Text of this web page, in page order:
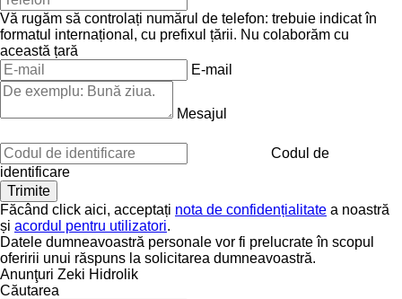
Vă rugăm să controlați numărul de telefon: trebuie indicat în
formatul internațional, cu prefixul țării. Nu colaborăm cu
această țară
E-mail
Mesajul
Codul de
identificare
Făcând click aici, acceptați nota de confidențialitate a noastră
și acordul pentru utilizatori.
Datele dumneavoastră personale vor fi prelucrate în scopul
oferirii unui răspuns la solicitarea dumneavoastră.
Anunţuri Zeki Hidrolik
Căutarea